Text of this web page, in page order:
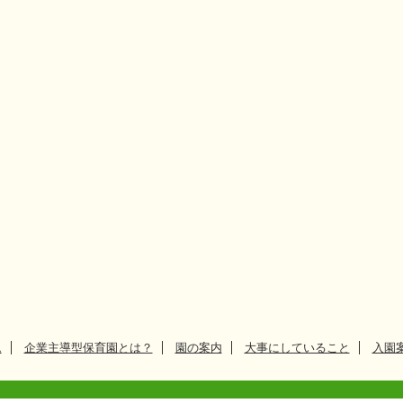
企業主導型保育園とは？ 園の案内 大事にしていること 入園